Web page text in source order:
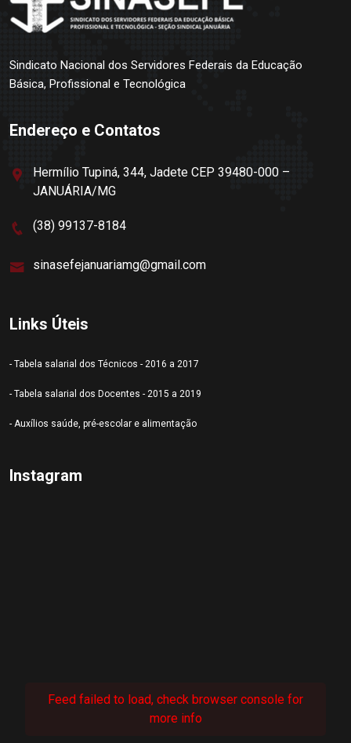
Sindicato Nacional dos Servidores Federais da Educação
Básica, Profissional e Tecnológica
Endereço e Contatos
Hermílio Tupiná, 344, Jadete CEP 39480-000 –
JANUÁRIA/MG
(38) 99137-8184
sinasefejanuariamg@gmail.com
Links Úteis
- Tabela salarial dos Técnicos - 2016 a 2017
- Tabela salarial dos Docentes - 2015 a 2019
- Auxílios saúde, pré-escolar e alimentação
Instagram
Feed failed to load, check browser console for
more info